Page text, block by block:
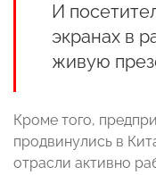
И
экранах в
живую
Кроме того,
продвинулись в
отрасли активно